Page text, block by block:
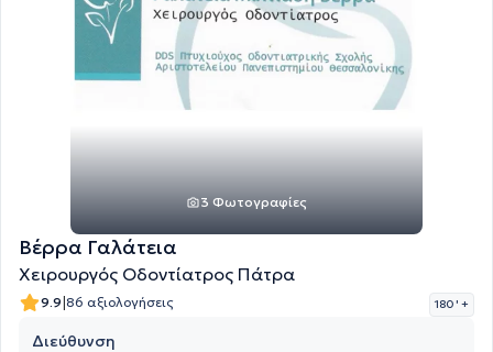
3 Φωτογραφίες
Βέρρα Γαλάτεια
Χειρουργός Οδοντίατρος Πάτρα
9.9|86 αξιολογήσεις 180 ' +
Διεύθυνση